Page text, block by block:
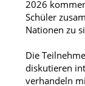
2026
Schüler
Nationen zu
Die
diskutieren
verhandeln